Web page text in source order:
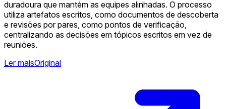
duradoura que mantém as equipes alinhadas. O processo
utiliza artefatos escritos, como documentos de descoberta
e revisões por pares, como pontos de verificação,
centralizando as decisões em tópicos escritos em vez de
reuniões.
Ler maisOriginal